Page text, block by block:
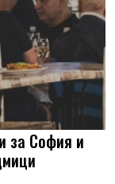
за София и